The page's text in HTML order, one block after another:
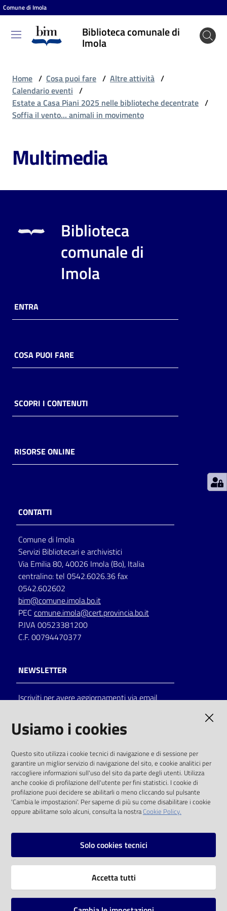
Vai al contenuto
Vai alla navigazione
Vai al footer
Comune di Imola
Biblioteca comunale di
Imola
Biblioteca
comunale
Entra
Cosa
puoi
Archivio
Decentrate
lettura
Seguici
su
Catalogo
Eventi
Chiedi al
bibliotecario
Avvisi
Home / Cosa puoi fare / Altre attività /
Calendario eventi /
Estate a Casa Piani 2025 nelle biblioteche decentrate /
Soffia il vento… animali in movimento
Multimedia
Biblioteca
comunale di
Imola
ENTRA
COSA PUOI FARE
SCOPRI I CONTENUTI
RISORSE ONLINE
CONTATTI
Comune di Imola
Servizi Bibliotecari e archivistici
Via Emilia 80, 40026 Imola (Bo), Italia
centralino: tel 0542.6026.36 fax
0542.602602
bim@comune.imola.bo.it
PEC comune.imola@cert.provincia.bo.it
P.IVA 00523381200
C.F. 00794470377
NEWSLETTER
Iscriviti per avere aggiornamenti via email
solo alle condizioni previste dalla direttiva
comunitaria 2003/98/CE e dal d.lgs. 36/2006
SOCIAL
Instagram
Vai alla pagina
Usiamo i cookies
Questo sito utilizza i cookie tecnici di navigazione e di sessione per
garantire un miglior servizio di navigazione del sito, e cookie analitici per
raccogliere informazioni sull'uso del sito da parte degli utenti. Utilizza
anche cookie di profilazione dell'utente per fini statistici. I cookie di
profilazione puoi decidere se abilitarli o meno cliccando sul pulsante
'Cambia le impostazioni'. Per saperne di più su come disabilitare i cookie
oppure abilitarne solo alcuni, consulta la nostraCookie Policy.
Solo cookies tecnici
Accetta tutti